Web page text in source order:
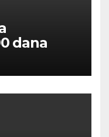
dana